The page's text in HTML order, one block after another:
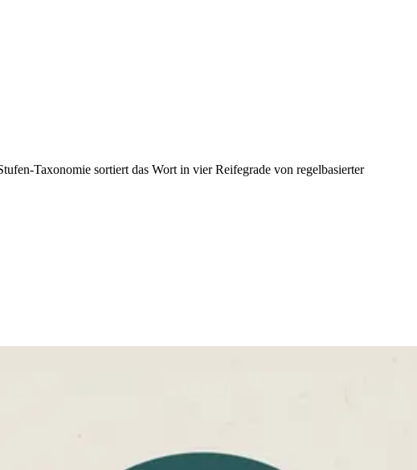
Taxonomie sortiert das Wort in vier Reifegrade von regelbasierter